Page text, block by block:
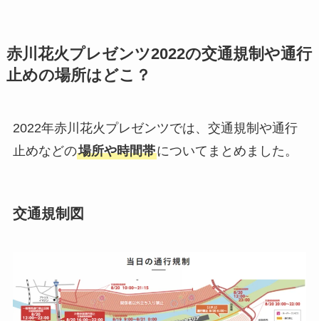
赤川花火プレゼンツ2022の交通規制や通行
止めの場所はどこ？
2022年赤川花火プレゼンツでは、交通規制や通行
止めなどの場所や時間帯についてまとめました。
交通規制図